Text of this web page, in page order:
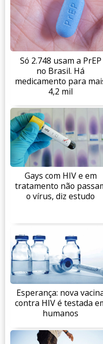
Só 2.748 usam a PrEP
no Brasil. Há
medicamento para
4,2 mil
Gays com HIV e em
tratamento não
o vírus, diz estudo
Esperança: nova
contra HIV é testada
humanos